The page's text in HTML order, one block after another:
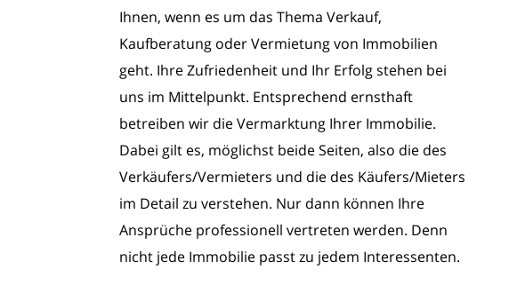
Ihnen, wenn es um das Thema Verkauf,
Kaufberatung oder Vermietung von Immobilien
geht. Ihre Zufriedenheit und Ihr Erfolg stehen bei
uns im Mittelpunkt. Entsprechend ernsthaft
betreiben wir die Vermarktung Ihrer Immobilie.
Dabei gilt es, möglichst beide Seiten, also die des
Verkäufers/Vermieters und die des Käufers/Mieters
im Detail zu verstehen. Nur dann können Ihre
Ansprüche professionell vertreten werden. Denn
nicht jede Immobilie passt zu jedem Interessenten.